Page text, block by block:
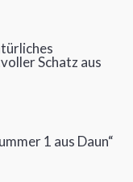
Schatz aus
1 aus Daun“